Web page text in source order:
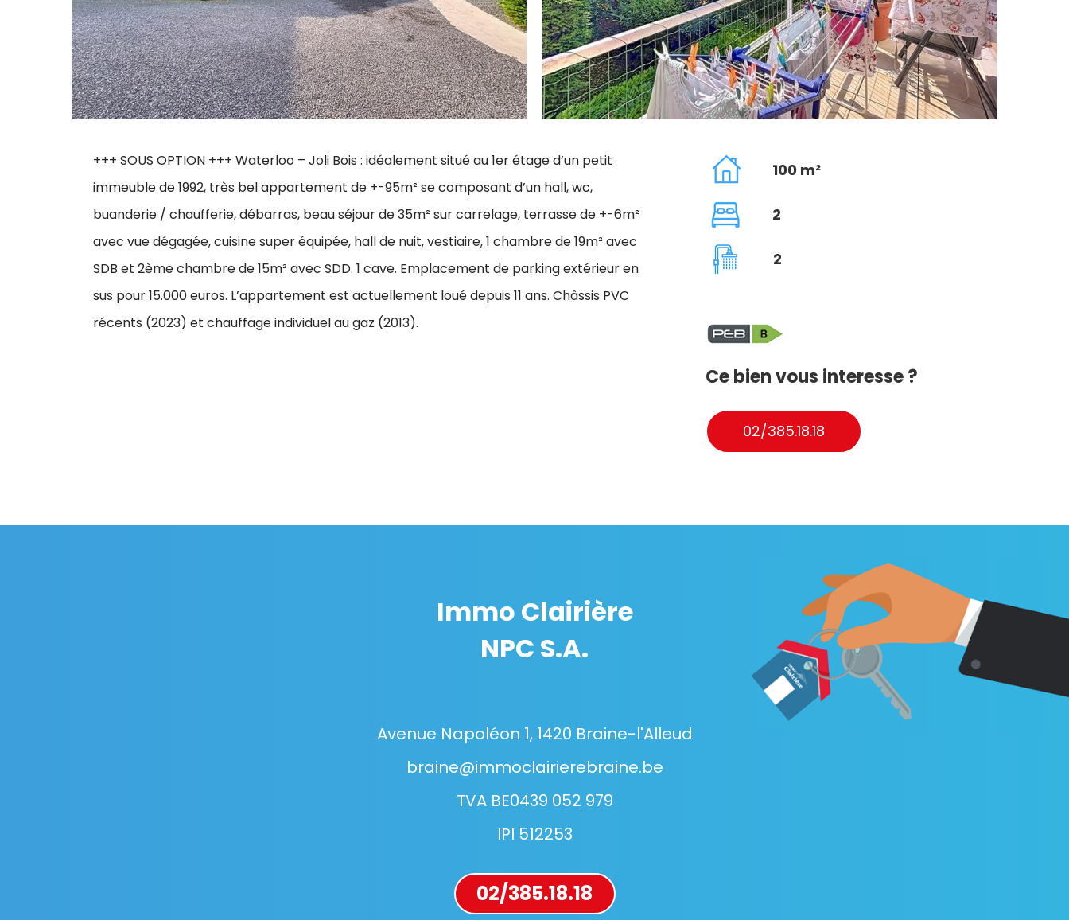
+++ SOUS OPTION +++ Waterloo – Joli Bois : idéalement situé au 1er étage d’un petit
immeuble de 1992, très bel appartement de +-95m² se composant d’un hall, wc,
buanderie / chaufferie, débarras, beau séjour de 35m² sur carrelage, terrasse de +-6m²
avec vue dégagée, cuisine super équipée, hall de nuit, vestiaire, 1 chambre de 19m² avec
SDB et 2ème chambre de 15m² avec SDD. 1 cave. Emplacement de parking extérieur en
sus pour 15.000 euros. L’appartement est actuellement loué depuis 11 ans. Châssis PVC
récents (2023) et chauffage individuel au gaz (2013).
100 m²
2
2
Ce bien vous interesse ?
02/385.18.18
Immo Clairière
NPC S.A.
Avenue Napoléon 1, 1420 Braine-l'Alleud
braine@immoclairierebraine.be
TVA BE0439 052 979
IPI 512253
02/385.18.18